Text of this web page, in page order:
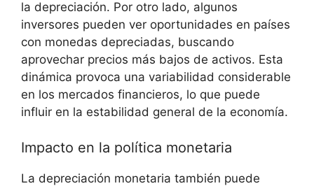
la depreciación. Por ⁣otro lado, algunos
⁤inversores pueden ver⁤ oportunidades ⁣en países‌
con monedas depreciadas, ⁢buscando‍
aprovechar precios más ​bajos de‍ activos. Esta
dinámica​ provoca ​una‍ variabilidad ‌considerable⁤
en los mercados⁤ financieros, lo ​que puede
influir ‌en​ la ⁣estabilidad general de la economía.
Impacto en​ la política​ monetaria
La depreciación​ monetaria también puede